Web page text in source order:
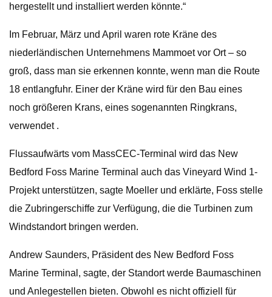
hergestellt und installiert werden könnte.“
Im Februar, März und April waren rote Kräne des
niederländischen Unternehmens Mammoet vor Ort – so
groß, dass man sie erkennen konnte, wenn man die Route
18 entlangfuhr. Einer der Kräne wird für den Bau eines
noch größeren Krans, eines sogenannten Ringkrans,
verwendet .
Flussaufwärts vom MassCEC-Terminal wird das New
Bedford Foss Marine Terminal auch das Vineyard Wind 1-
Projekt unterstützen, sagte Moeller und erklärte, Foss stelle
die Zubringerschiffe zur Verfügung, die die Turbinen zum
Windstandort bringen werden.
Andrew Saunders, Präsident des New Bedford Foss
Marine Terminal, sagte, der Standort werde Baumaschinen
und Anlegestellen bieten. Obwohl es nicht offiziell für